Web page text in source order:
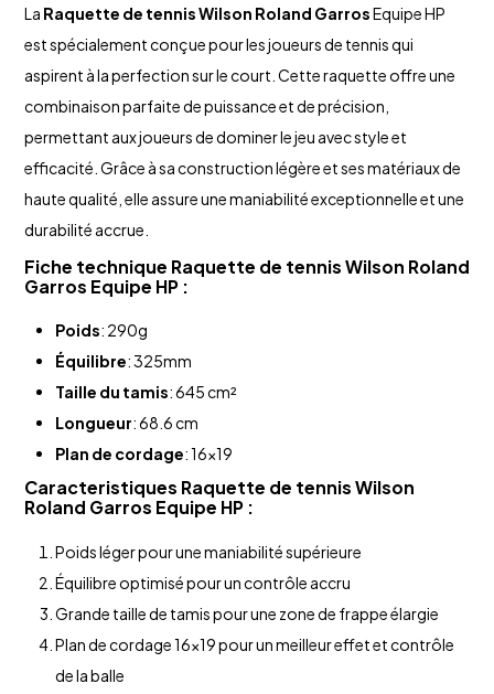
La Raquette de tennis Wilson Roland GarrosEquipe HP
est spécialement conçue pour les joueurs de tennis qui
aspirent à la perfection sur le court. Cette raquette offre une
combinaison parfaite de puissance et de précision,
permettant aux joueurs de dominer le jeu avec style et
efficacité. Grâce à sa construction légère et ses matériaux de
haute qualité, elle assure une maniabilité exceptionnelle et une
durabilité accrue.
Fiche technique Raquette de tennis Wilson Roland
Garros Equipe HP :
Poids: 290g
Équilibre: 325mm
Taille du tamis: 645 cm²
Longueur: 68.6 cm
Plan de cordage: 16x19
Caracteristiques Raquette de tennis Wilson
Roland Garros Equipe HP :
Poids léger pour une maniabilité supérieure
Équilibre optimisé pour un contrôle accru
Grande taille de tamis pour une zone de frappe élargie
Plan de cordage 16x19 pour un meilleur effet et contrôle
de la balle